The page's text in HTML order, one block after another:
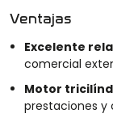
Ventajas
Excelente
comercial
Motor
prestaciones y